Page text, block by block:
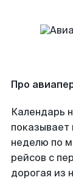
Про
Календарь
неделю по
рейсов с
дорогая из